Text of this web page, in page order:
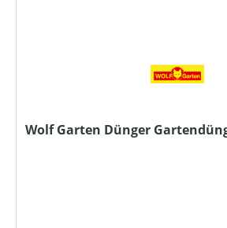
Wolf Garten Dünger